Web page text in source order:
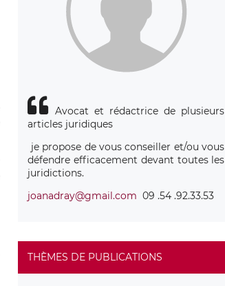
Avocat et rédactrice de plusieurs
articles juridiques
je propose de vous conseiller et/ou vous
défendre efficacement devant toutes les
juridictions.
joanadray@gmail.com 09 .54 .92.33.53
THÈMES DE PUBLICATIONS